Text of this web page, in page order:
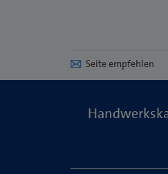
Seite empfehlen